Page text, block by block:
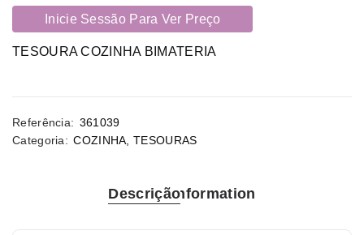
Inicie Sessão Para Ver Preço
TESOURA COZINHA BIMATERIA
Referência: 361039
Categoria: COZINHA ,TESOURAS
DescriçãoInformation